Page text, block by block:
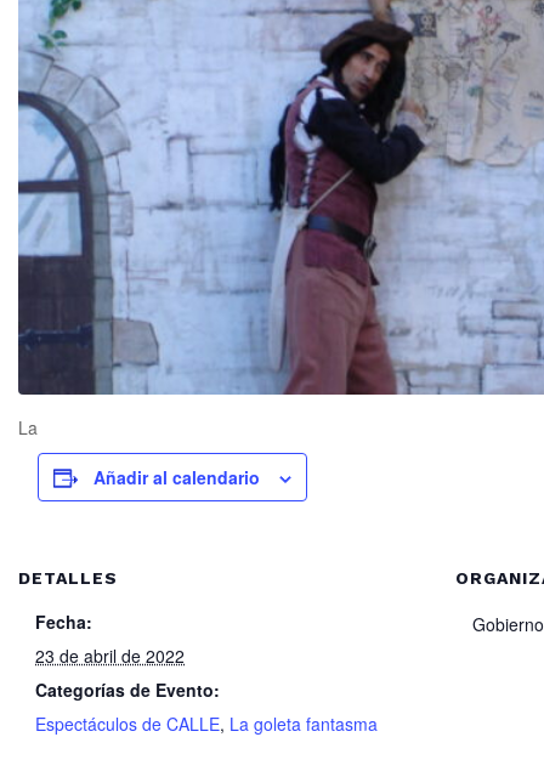
La
Añadir al calendario
DETALLES
Fecha:
23 de abril de 2022
Categorías de Evento:
Espectáculos de CALLE, La goleta fantasma